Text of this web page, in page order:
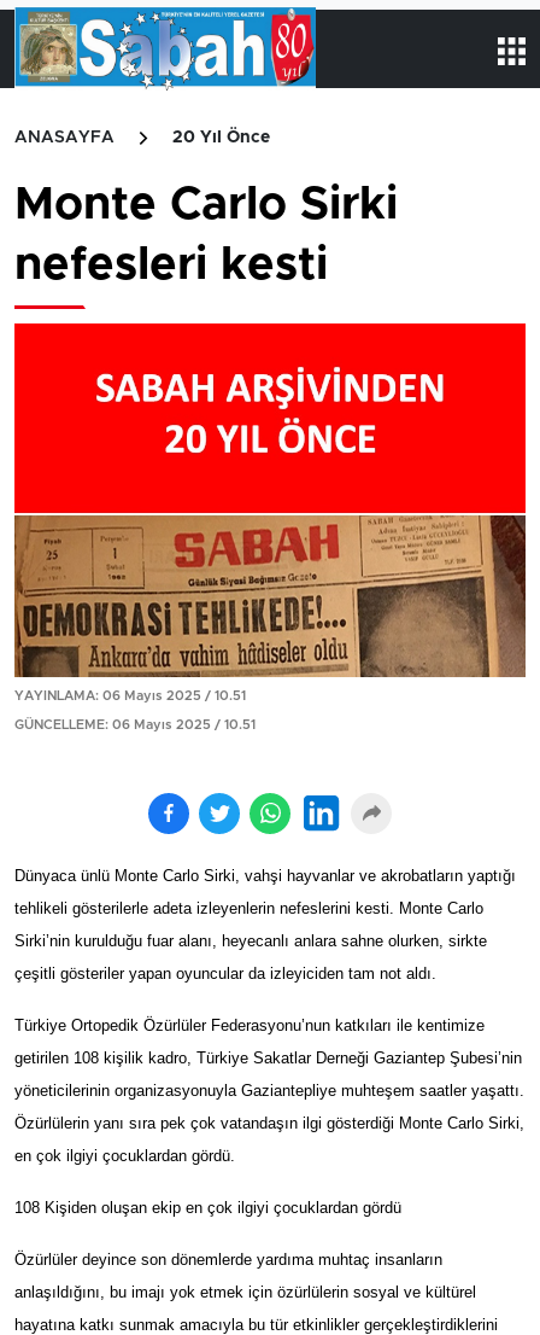
ANASAYFA 20 Yıl Önce
Monte Carlo Sirki
nefesleri kesti
YAYINLAMA: 06 Mayıs 2025 / 10.51
GÜNCELLEME: 06 Mayıs 2025 / 10.51
Dünyaca ünlü Monte Carlo Sirki, vahşi hayvanlar ve akrobatların yaptığı
tehlikeli gösterilerle adeta izleyenlerin nefeslerini kesti. Monte Carlo
Sirki’nin kurulduğu fuar alanı, heyecanlı anlara sahne olurken, sirkte
çeşitli gösteriler yapan oyuncular da izleyiciden tam not aldı.
Türkiye Ortopedik Özürlüler Federasyonu’nun katkıları ile kentimize
getirilen 108 kişilik kadro, Türkiye Sakatlar Derneği Gaziantep Şubesi’nin
yöneticilerinin organizasyonuyla Gaziantepliye muhteşem saatler yaşattı.
Özürlülerin yanı sıra pek çok vatandaşın ilgi gösterdiği Monte Carlo Sirki,
en çok ilgiyi çocuklardan gördü.
108 Kişiden oluşan ekip en çok ilgiyi çocuklardan gördü
Özürlüler deyince son dönemlerde yardıma muhtaç insanların
anlaşıldığını, bu imajı yok etmek için özürlülerin sosyal ve kültürel
hayatına katkı sunmak amacıyla bu tür etkinlikler gerçekleştirdiklerini